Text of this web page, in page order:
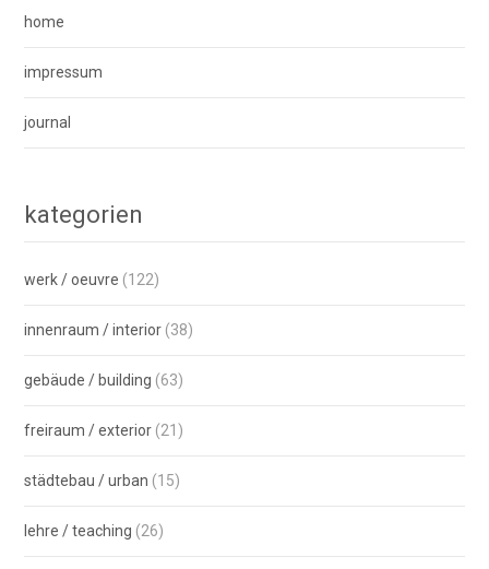
home
impressum
journal
kategorien
werk / oeuvre (122)
innenraum / interior (38)
gebäude / building (63)
freiraum / exterior (21)
städtebau / urban (15)
lehre / teaching (26)